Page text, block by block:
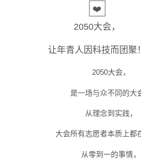
❤️
2050大会，
让年青人因科技而团聚！
2050大会，
是一场与众不同的大
从理念到实践，
大会所有志愿者本质上都
从零到一的事情，